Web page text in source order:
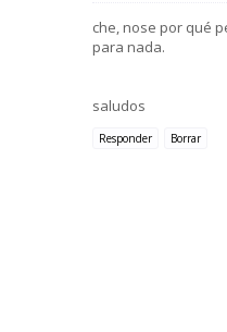
che, nose por qué
para nada.
saludos
Responder Borrar